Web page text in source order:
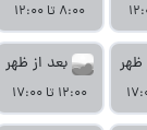
ظهر
۸:۰۰ تا ۱۲:۰۰
بعد از ظهر
۱۲:۰۰ تا ۱۷:۰۰